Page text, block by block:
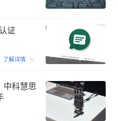
证
了解详情 00:15
中科慧思